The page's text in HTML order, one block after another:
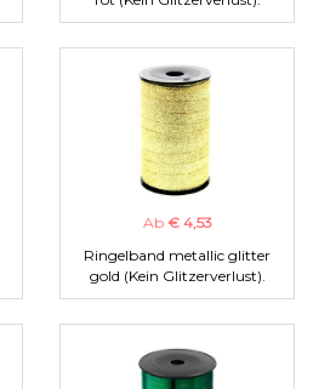
Ab € 4,53
Ringelband metallic glitter
gold (Kein Glitzerverlust).